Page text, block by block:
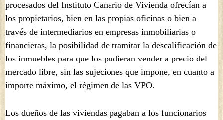
procesados del Instituto Canario de Vivienda ofrecían a
los propietarios, bien en las propias oficinas o bien a
través de intermediarios en empresas inmobiliarias o
financieras, la posibilidad de tramitar la descalificación de
los inmuebles para que los pudieran vender a precio del
mercado libre, sin las sujeciones que impone, en cuanto a
importe máximo, el régimen de las VPO.
Los dueños de las viviendas pagaban a los funcionarios